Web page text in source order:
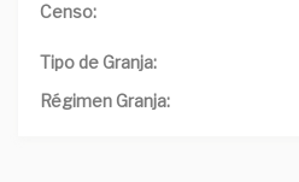
Censo:
Tipo de Granja:
Régimen Granja: